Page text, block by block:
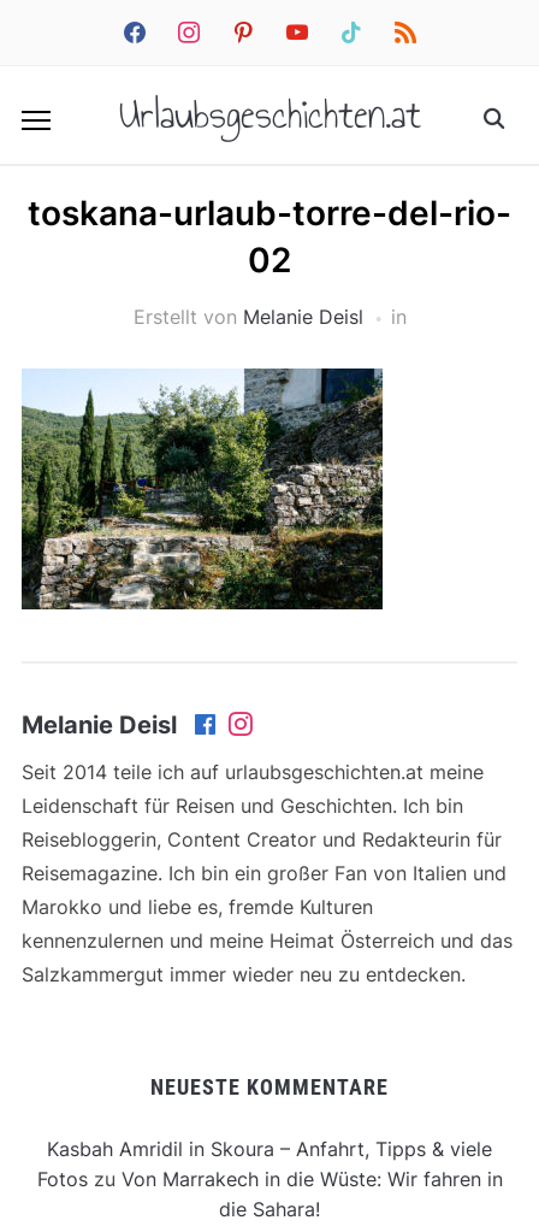
facebookinstagrampinterestyoutube tiktok rss
Urlaubsgeschichten.at
toskana-urlaub-torre-del-rio-
02
Erstellt von Melanie Deisl in
Melanie Deisl
Seit 2014 teile ich auf urlaubsgeschichten.at meine
Leidenschaft für Reisen und Geschichten. Ich bin
Reisebloggerin, Content Creator und Redakteurin für
Reisemagazine. Ich bin ein großer Fan von Italien und
Marokko und liebe es, fremde Kulturen
kennenzulernen und meine Heimat Österreich und das
Salzkammergut immer wieder neu zu entdecken.
NEUESTE KOMMENTARE
Kasbah Amridil in Skoura – Anfahrt, Tipps & viele
Fotoszu Von Marrakech in die Wüste: Wir fahren in
die Sahara!